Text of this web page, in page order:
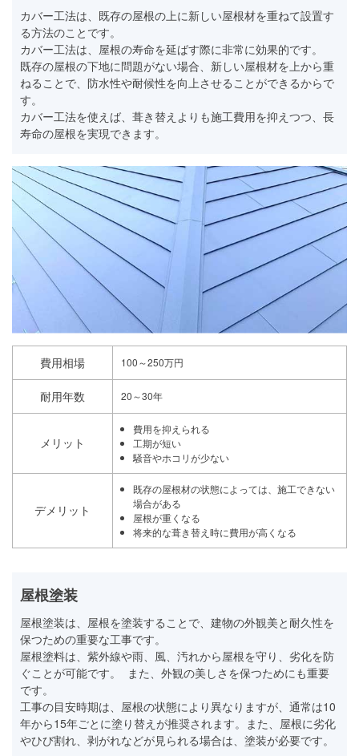
カバー工法は、既存の屋根の上に新しい屋根材を重ねて設置す
る方法のことです。
カバー工法は、屋根の寿命を延ばす際に非常に効果的です。
既存の屋根の下地に問題がない場合、新しい屋根材を上から重
ねることで、防水性や耐候性を向上させることができるからで
す。
カバー工法を使えば、葺き替えよりも施工費用を抑えつつ、長
寿命の屋根を実現できます。
費用相場 100～250万円
耐用年数 20～30年
メリット
費用を抑えられる
工期が短い
騒音やホコリが少ない
デメリット
既存の屋根材の状態によっては、施工できない
場合がある
屋根が重くなる
将来的な葺き替え時に費用が高くなる
屋根塗装
屋根塗装は、屋根を塗装することで、建物の外観美と耐久性を
保つための重要な工事です。
屋根塗料は、紫外線や雨、風、汚れから屋根を守り、劣化を防
ぐことが可能です。 また、外観の美しさを保つためにも重要
です。
工事の目安時期は、屋根の状態により異なりますが、通常は10
年から15年ごとに塗り替えが推奨されます。また、屋根に劣化
やひび割れ、剥がれなどが見られる場合は、塗装が必要です。